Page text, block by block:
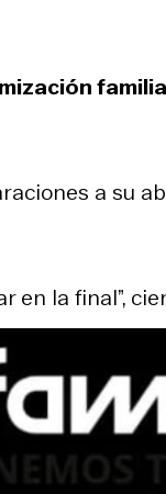
a su
en la final”,